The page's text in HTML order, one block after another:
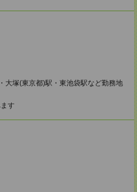
大塚(東京都)駅・東池袋駅など勤務地
す